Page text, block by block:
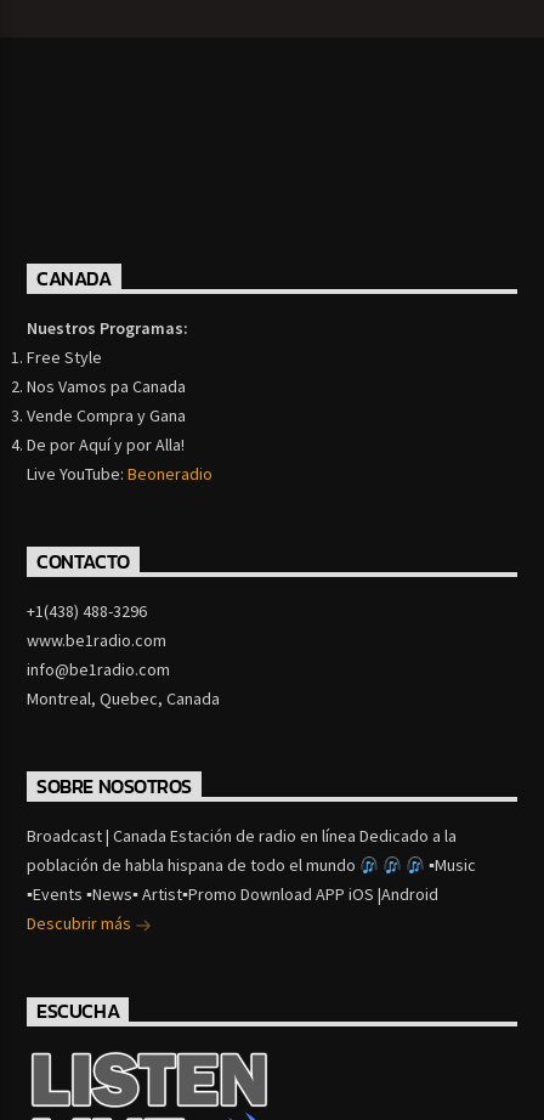
CANADA
Nuestros Programas:
Free Style
Nos Vamos pa Canada
Vende Compra y Gana
De por Aquí y por Alla!
Live YouTube:Beoneradio
CONTACTO
+1(438) 488-3296
www.be1radio.com
info@be1radio.com
Montreal, Quebec, Canada
SOBRE NOSOTROS
Broadcast | Canada Estación de radio en línea Dedicado a la
población de habla hispana de todo el mundo
▪Music
▪Events ▪News▪ Artist▪Promo Download APP iOS |Android
Descubrir más
ESCUCHA